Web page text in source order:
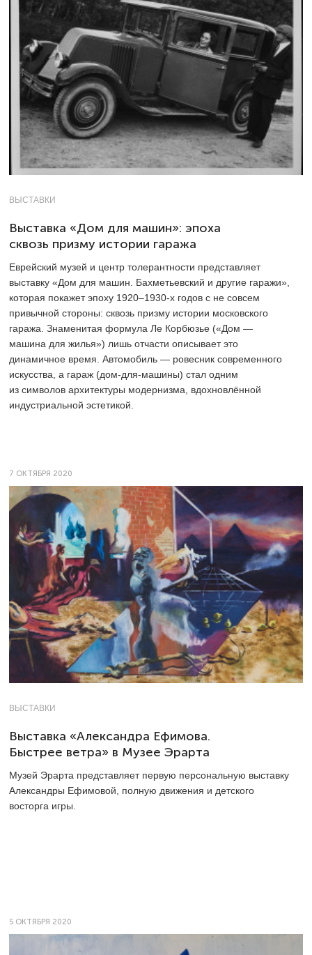
ВЫСТАВКИ
Выставка «Дом для машин»: эпоха
сквозь призму истории гаража
Еврейский музей и центр толерантности представляет
выставку «Дом для машин. Бахметьевский и другие гаражи»,
которая покажет эпоху 1920–1930-х годов с не совсем
привычной стороны: сквозь призму истории московского
гаража. Знаменитая формула Ле Корбюзье («Дом —
машина для жилья») лишь отчасти описывает это
динамичное время. Автомобиль — ровесник современного
искусства, а гараж (дом-для-машины) стал одним
из символов архитектуры модернизма, вдохновлённой
индустриальной эстетикой.
7 ОКТЯБРЯ 2020
ВЫСТАВКИ
Выставка «Александра Ефимова.
Быстрее ветра» в Музее Эрарта
Музей Эрарта представляет первую персональную выставку
Александры Ефимовой, полную движения и детского
восторга игры.
5 ОКТЯБРЯ 2020